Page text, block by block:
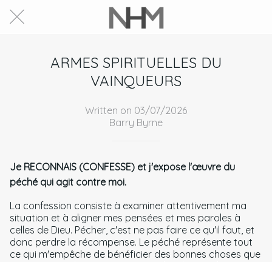
ARMES SPIRITUELLES DU
VAINQUEURS
Written on 03/07/2026
Barry Byrne
Je RECONNAIS (CONFESSE) et j'expose l'œuvre du
péché qui agit contre moi.
La confession consiste à examiner attentivement ma
situation et à aligner mes pensées et mes paroles à
celles de Dieu. Pécher, c'est ne pas faire ce qu'il faut, et
donc perdre la récompense. Le péché représente tout
ce qui m'empêche de bénéficier des bonnes choses que